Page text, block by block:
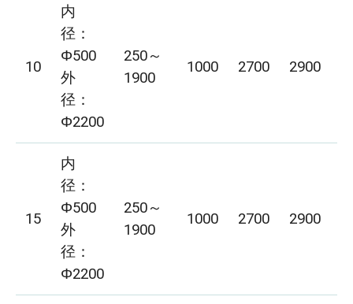
10
内
径：
Φ500
外
径：
Φ2200
250～
1900
1000 2700 2900
15
内
径：
Φ500
外
径：
Φ2200
250～
1900
1000 2700 2900